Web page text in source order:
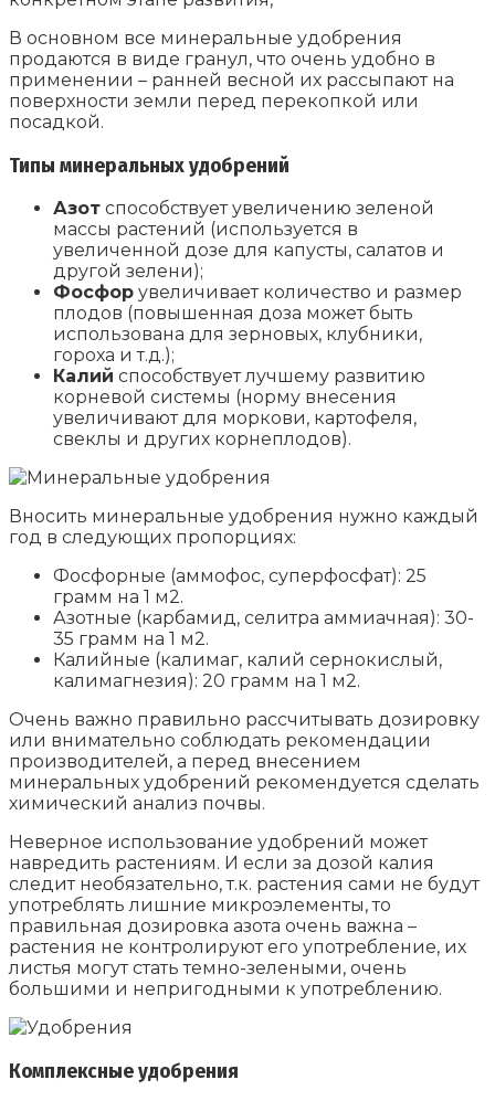
В основном все минеральные удобрения
продаются в виде гранул, что очень удобно в
применении – ранней весной их рассыпают на
поверхности земли перед перекопкой или
посадкой.
Типы минеральных удобрений
Азот способствует увеличению зеленой
массы растений (используется в
увеличенной дозе для капусты, салатов и
другой зелени);
Фосфор увеличивает количество и размер
плодов (повышенная доза может быть
использована для зерновых, клубники,
гороха и т.д.);
Калий способствует лучшему развитию
корневой системы (норму внесения
увеличивают для моркови, картофеля,
свеклы и других корнеплодов).
Вносить минеральные удобрения нужно каждый
год в следующих пропорциях:
Фосфорные (аммофос, суперфосфат): 25
грамм на 1 м2.
Азотные (карбамид, селитра аммиачная): 30-
35 грамм на 1 м2.
Калийные (калимаг, калий сернокислый,
калимагнезия): 20 грамм на 1 м2.
Очень важно правильно рассчитывать дозировку
или внимательно соблюдать рекомендации
производителей, а перед внесением
минеральных удобрений рекомендуется сделать
химический анализ почвы.
Неверное использование удобрений может
навредить растениям. И если за дозой калия
следит необязательно, т.к. растения сами не будут
употреблять лишние микроэлементы, то
правильная дозировка азота очень важна –
растения не контролируют его употребление, их
листья могут стать темно-зелеными, очень
большими и непригодными к употреблению.
Комплексные удобрения